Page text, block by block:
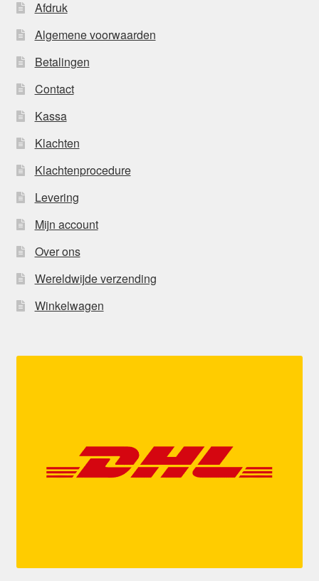
Afdruk
Algemene voorwaarden
Betalingen
Contact
Kassa
Klachten
Klachtenprocedure
Levering
Mijn account
Over ons
Wereldwijde verzending
Winkelwagen